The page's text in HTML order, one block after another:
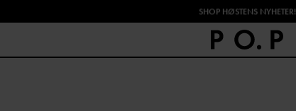
SHOP HØSTENS NYHETER!